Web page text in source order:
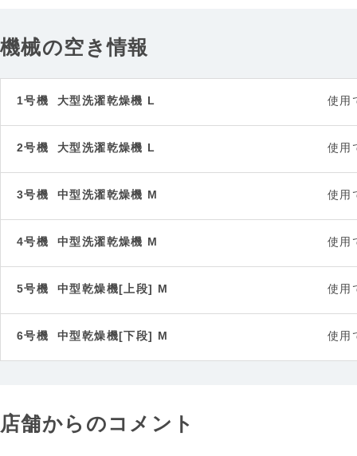
機械の空き情報
1号機 大型洗濯乾燥機 L 使用
2号機 大型洗濯乾燥機 L 使用
3号機 中型洗濯乾燥機 M 使用
4号機 中型洗濯乾燥機 M 使用
5号機 中型乾燥機[上段] M 使用
6号機 中型乾燥機[下段] M 使用
店舗からのコメント